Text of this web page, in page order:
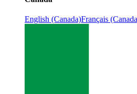
English (Canada)Français